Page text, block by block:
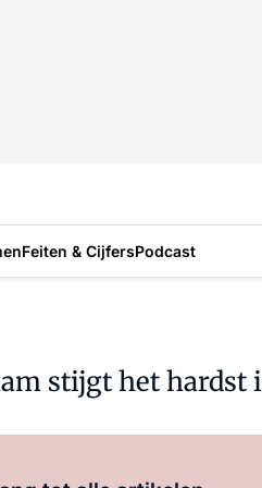
Feiten & CijfersPodcast
stijgt het